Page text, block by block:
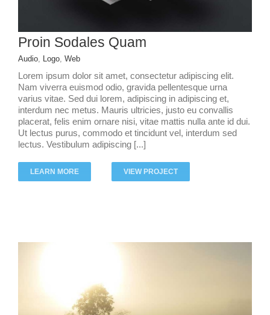
Proin Sodales Quam
Audio, Logo, Web
Lorem ipsum dolor sit amet, consectetur adipiscing elit.
Nam viverra euismod odio, gravida pellentesque urna
varius vitae. Sed dui lorem, adipiscing in adipiscing et,
interdum nec metus. Mauris ultricies, justo eu convallis
placerat, felis enim ornare nisi, vitae mattis nulla ante id dui.
Ut lectus purus, commodo et tincidunt vel, interdum sed
lectus. Vestibulum adipiscing [...]
LEARN MORE VIEW PROJECT